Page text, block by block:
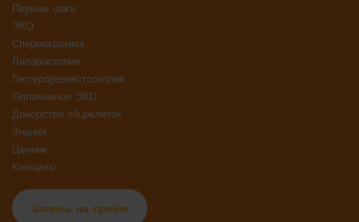
Первые шаги
ЭКО
Спермограмма
Лапароскопия
Гистерорезекстоскопия
Оплаченное ЭКО
Донорство яйцеклеток
Знания
Ценник
Контакты
Запись на приём